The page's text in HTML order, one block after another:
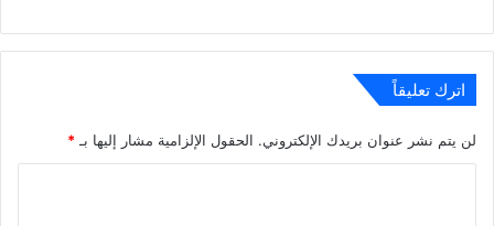
اترك تعليقاً
لن يتم نشر عنوان بريدك الإلكتروني. الحقول الإلزامية مشار إليها بـ *